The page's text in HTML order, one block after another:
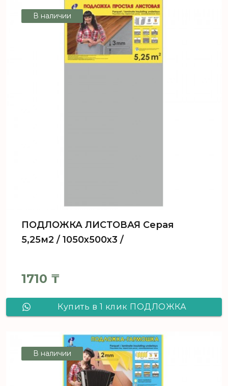
В наличии
ПОДЛОЖКА ЛИСТОВАЯ Серая
5,25м2 / 1050х500х3 /
1710 ₸
Купить в 1 клик ПОДЛОЖКА
1050х500х3 /
В наличии